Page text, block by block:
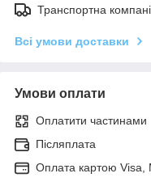
Транспортна
Всі умови доставки
Умови оплати
Оплатити частинами
Післяплата
Оплата картою Visa,